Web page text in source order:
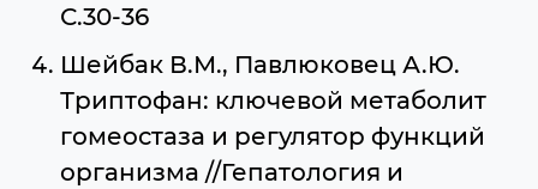
С.30-36
Шейбак В.М., Павлюковец А.Ю.
Триптофан: ключевой метаболит
гомеостаза и регулятор функций
организма //Гепатология и